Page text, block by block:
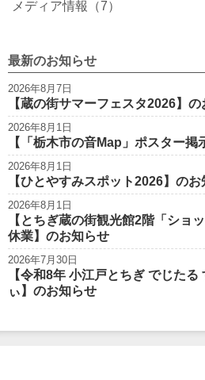
k
メディア情報（7）
最新のお知らせ
2026年8月7日
【蔵の街サマーフェスタ2026】
2026年8月1日
【「栃木市の音Map」ポスター掲
2026年8月1日
【ひとやすみスポット2026】のお
2026年8月1日
【とちぎ蔵の街観光館2階「ショ
休業】のお知らせ
2026年7月30日
【令和8年 小江戸とちぎ でじたる
ぃ】のお知らせ